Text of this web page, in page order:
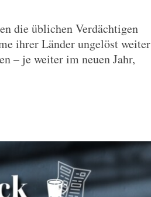
die üblichen Verdächtigen
ihrer Länder ungelöst weiter
– je weiter im neuen Jahr,